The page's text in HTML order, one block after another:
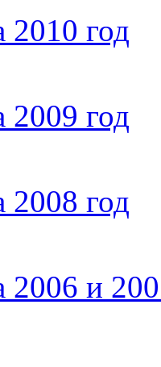
2010 год
2009 год
2008 год
2006 и